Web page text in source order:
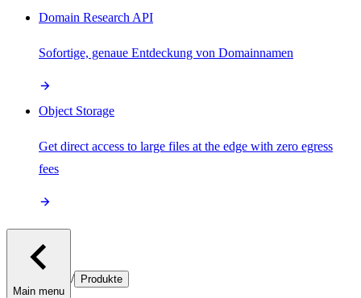
Domain Research API
Sofortige, genaue Entdeckung von Domainnamen
Object Storage
Get direct access to large files at the edge with zero egress
fees
Main menu
/ Produkte